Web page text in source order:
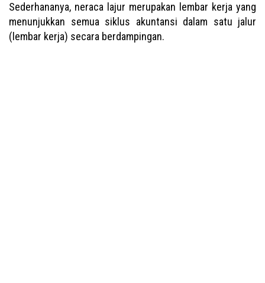
Sederhananya, neraca lajur merupakan lembar kerja yang
menunjukkan semua siklus akuntansi dalam satu jalur
(lembar kerja) secara berdampingan.